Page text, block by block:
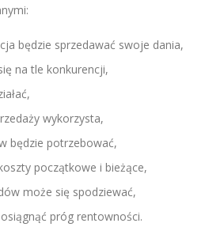
będzie sprzedawać swoje dania,
na tle konkurencji,
wykorzysta,
będzie potrzebować,
początkowe i bieżące,
może się spodziewać,
próg rentowności.